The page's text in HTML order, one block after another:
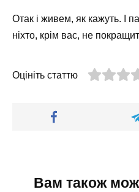
Отак і живем, як кажуть. І
ніхто, крім вас, не
Оцініть статтю
Вам також